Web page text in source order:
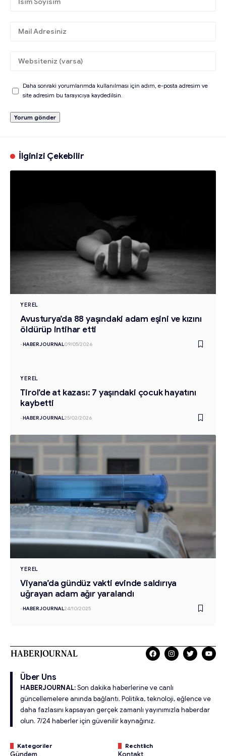
Daha sonraki yorumlarımda kullanılması için adım, e-posta adresim ve
site adresim bu tarayıcıya kaydedilsin.
İlginizi Çekebilir
YEREL
Avusturya’da 88 yaşındaki adam eşini ve kızını
öldürüp intihar etti
-HABERJOURNAL09/05/2026
YEREL
Tirol’de at kazası: 7 yaşındaki çocuk hayatını
kaybetti
-HABERJOURNAL25/02/2026
YEREL
Viyana’da gündüz vakti evinde saldırıya
uğrayan adam ağır yaralandı
-HABERJOURNAL24/10/2025
Über Uns
HABERJOURNAL:Son dakika haberlerine ve canlı
güncellemelere anında bağlantı. Politika, teknoloji, eğlence ve
daha fazlasını kapsayan gerçek zamanlı yayınımızla haberdar
olun. 7/24 haberler için güvenilir kaynağınız.
Kategoriler
Gündem
Rechtlich
Kontakt